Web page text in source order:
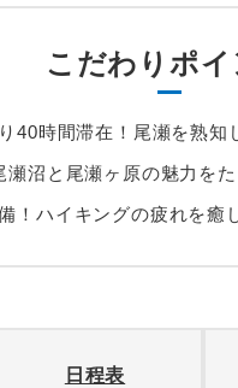
こだわりポイ
40時間滞在！尾瀬を熟知
瀬沼と尾瀬ヶ原の魅力を
！ハイキングの疲れを癒
日程表